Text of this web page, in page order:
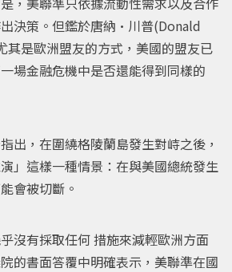
決策。但鑑於唐納•川普(Donald
是歐洲盟友的方式，美國的盟友已
場金融危機中是否還能得到同樣的
出，在圍繞格陵蘭島發生對峙之後，
」這樣一種情景：在與美國總統發生
會被切斷。
沒有採取任何 措施來減輕歐洲方面
的書面答覆中明確表示，美聯準在國